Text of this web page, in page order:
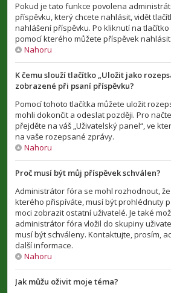
Pokud je tato funkce povolena
příspěvku, který chcete nahlásit, vidět
nahlášení příspěvku. Po kliknutí na
pomocí kterého můžete příspěvek nahlásit.
Nahoru
K čemu slouží tlačítko „Uložit jako
zobrazené při psaní příspěvku?
Pomocí tohoto tlačítka můžete uložit
mohli dokončit a odeslat později. Pro
přejděte na váš „Uživatelský panel“, ve
na vaše rozepsané zprávy.
Nahoru
Proč musí být můj příspěvek schválen?
Administrátor fóra se mohl rozhodnout,
kterého přispíváte, musí být prohlédnuty
moci zobrazit ostatní uživatelé. Je také
administrátor fóra vložil do skupiny
musí být schváleny. Kontaktujte, prosím,
další informace.
Nahoru
Jak můžu oživit moje téma?